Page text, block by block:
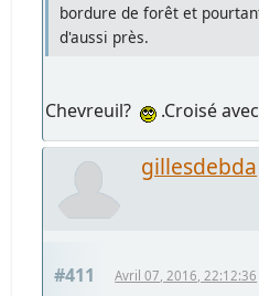
bordure de forêt et
d'aussi près.
Chevreuil? .Croisé
gillesdebda
#411 Avril 07, 2016, 22:12:36